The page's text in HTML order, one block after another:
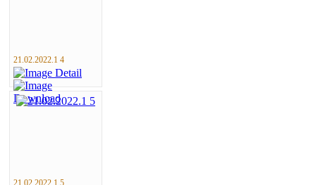
21.02.2022.1 4
21.02.2022.1 5